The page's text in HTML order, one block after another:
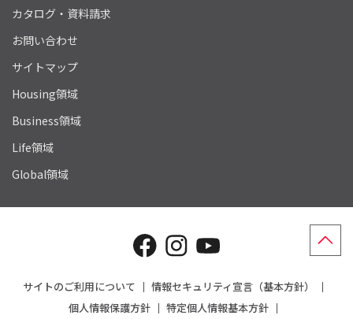
カタログ・資料請求
お問い合わせ
サイトマップ
Housing領域
Business領域
Life領域
Global領域
サイトのご利用について
情報セキュリティ宣言（基本方針）
個人情報保護方針
特定個人情報基本方針